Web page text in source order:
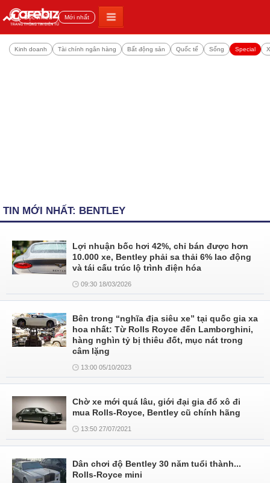
Đọc nhiều Mới nhất
Kinh doanh Tài chính ngân hàng Bất động sản Quốc tế Sống Special
TIN MỚI NHẤT: BENTLEY
Lợi nhuận bốc hơi 42%, chỉ bán được hơn
10.000 xe, Bentley phải sa thải 6% lao động
và tái cấu trúc lộ trình điện hóa
09:30 18/03/2026
Bên trong “nghĩa địa siêu xe” tại quốc gia xa
hoa nhất: Từ Rolls Royce đến Lamborghini,
hàng nghìn tỷ bị thiêu đốt, mục nát trong
câm lặng
13:00 05/10/2023
Chờ xe mới quá lâu, giới đại gia đổ xô đi
mua Rolls-Royce, Bentley cũ chính hãng
13:50 27/07/2021
Dân chơi độ Bentley 30 năm tuổi thành...
Rolls-Royce mini